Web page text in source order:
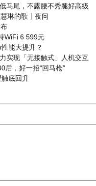
马尾，不露腰不秀腿好高级
琳的歌丨夜问
WiFi 6 599元
能大提升？
实现「无接触式」人机交互
后，好一招“回马枪”
底回升